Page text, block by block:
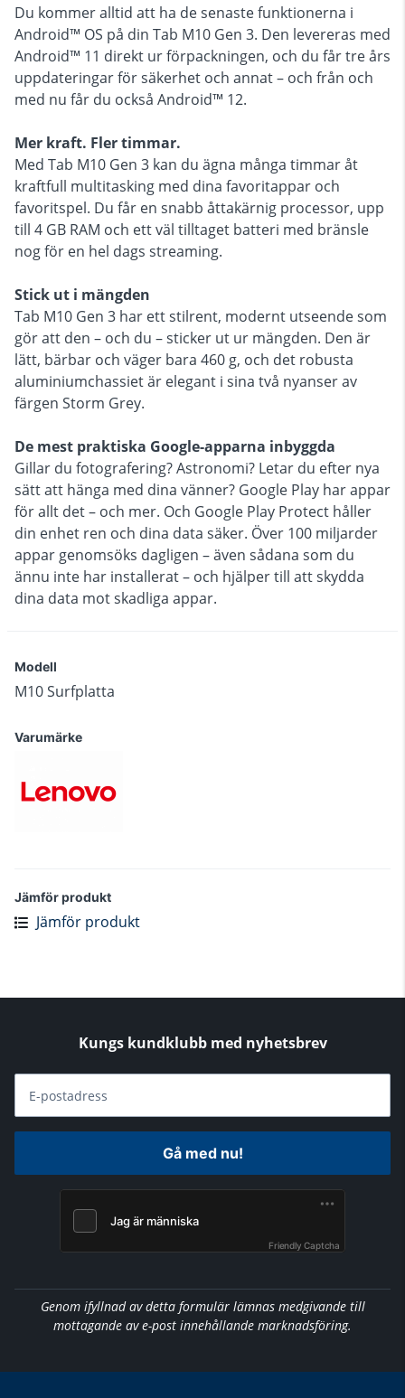
Du kommer alltid att ha de senaste funktionerna i
Android™ OS på din Tab M10 Gen 3. Den levereras med
Android™ 11 direkt ur förpackningen, och du får tre års
uppdateringar för säkerhet och annat – och från och
med nu får du också Android™ 12.
Mer kraft. Fler timmar.
Med Tab M10 Gen 3 kan du ägna många timmar åt
kraftfull multitasking med dina favoritappar och
favoritspel. Du får en snabb åttakärnig processor, upp
till 4 GB RAM och ett väl tilltaget batteri med bränsle
nog för en hel dags streaming.
Stick ut i mängden
Tab M10 Gen 3 har ett stilrent, modernt utseende som
gör att den – och du – sticker ut ur mängden. Den är
lätt, bärbar och väger bara 460 g, och det robusta
aluminiumchassiet är elegant i sina två nyanser av
färgen Storm Grey.
De mest praktiska Google-apparna inbyggda
Gillar du fotografering? Astronomi? Letar du efter nya
sätt att hänga med dina vänner? Google Play har appar
för allt det – och mer. Och Google Play Protect håller
din enhet ren och dina data säker. Över 100 miljarder
appar genomsöks dagligen – även sådana som du
ännu inte har installerat – och hjälper till att skydda
dina data mot skadliga appar.
Modell
M10 Surfplatta
Varumärke
Jämför produkt
Jämför produkt
Kungs kundklubb med nyhetsbrev
E-postadress
Gå med nu!
Friendly Captcha
Genom ifyllnad av detta formulär lämnas medgivande till
mottagande av e-post innehållande marknadsföring.